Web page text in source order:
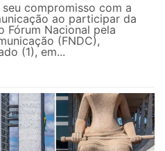
compromisso com a
ao participar da
Fórum Nacional pela
(FNDC),
(1), em...